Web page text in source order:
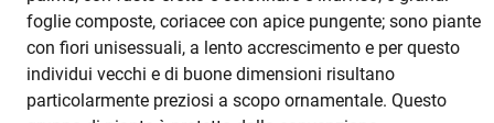
foglie composte, coriacee con apice pungente; sono piante
con fiori unisessuali, a lento accrescimento e per questo
individui vecchi e di buone dimensioni risultano
particolarmente preziosi a scopo ornamentale. Questo